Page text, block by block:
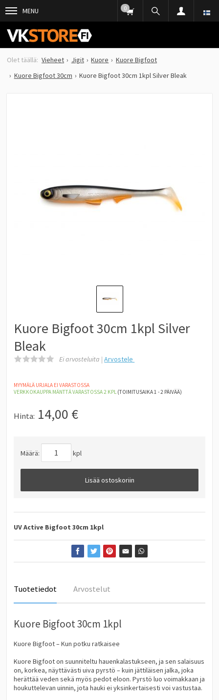
MENU 0
Vieheet Jigit Kuore
Kuore Bigfoot
Kuore Bigfoot 30cm
Kuore Bigfoot 30cm 1kpl Silver Bleak
Kuore Bigfoot 30cm 1kpl Silver
Bleak
Ei arvosteluita |Arvostele
MYYMÄLÄ URJALA EI VARASTOSSA
VERKKOKAUPPA MÄNTTÄVARASTOSSA 2 KPL(TOIMITUSAIKA 1 - 2 PÄIVÄÄ)
Hinta: 14,00 €
Määrä: kpl
Lisää ostoskoriin
UV Active Bigfoot 30cm 1kpl
Tuotetiedot Arvostelut
Kuore Bigfoot 30cm 1kpl
Kuore Bigfoot – Kun potku ratkaisee
Kuore Bigfoot on suunniteltu hauenkalastukseen, ja sen salaisuus
on, korkea, näyttävästi uiva pyrstö – kuin jättiläisen jalka, joka
herättää veden sekä myös pedot eloon. Pyrstö luo voimakkaan ja
houkuttelevan uinnin, jota hauki ei yksinkertaisesti voi vastustaa.